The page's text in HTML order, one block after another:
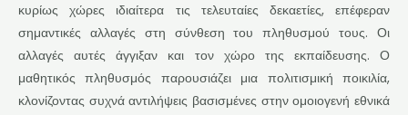
κυρίως χώρες ιδιαίτερα τις τελευταίες δεκαετίες, επέφεραν
σημαντικές αλλαγές στη σύνθεση του πληθυσμού τους. Οι
αλλαγές αυτές άγγιξαν και τον χώρο της εκπαίδευσης. Ο
μαθητικός πληθυσμός παρουσιάζει μια πολιτισμική ποικιλία,
κλονίζοντας συχνά αντιλήψεις βασισμένες στην ομοιογενή εθνικά